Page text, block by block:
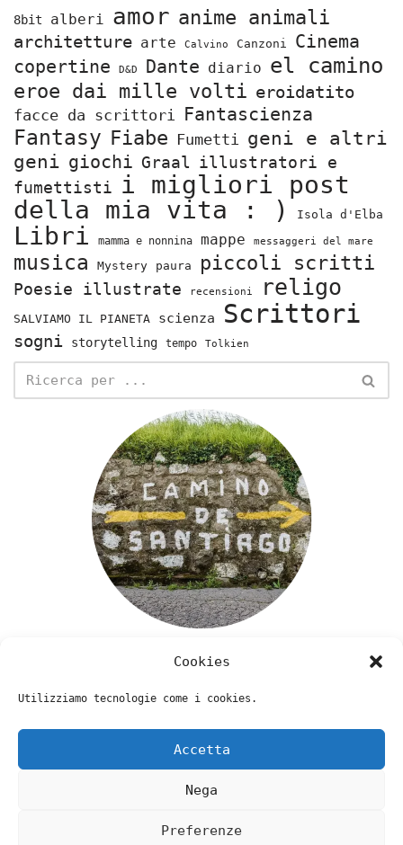
Cookies
Utilizziamo tecnologie come i cookies.
Accetta
Nega
Preferenze
8bit alberi amor anime animali
architetture arte Calvino Canzoni
Cinema
copertine
D&D Dante diario el camino
eroe dai mille volti eroidatito
facce da scrittori Fantascienza
Fantasy Fiabe Fumetti geni e altri
geni giochi Graal illustratori e
fumettisti i migliori post
della mia vita : )
Isola d'Elba
Libri mamma e nonnina mappe messaggeri del mare
musica Mystery paura piccoli scritti
Poesie illustrate recensioni religo
SALVIAMO IL PIANETA scienza Scrittori
sogni storytelling tempo Tolkien